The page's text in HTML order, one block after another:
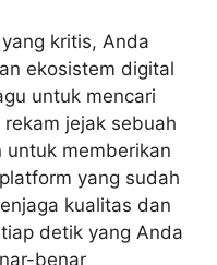
kritis, Anda
ekosistem digital
untuk mencari
jejak sebuah
untuk memberikan
yang sudah
kualitas dan
detik yang Anda
benar